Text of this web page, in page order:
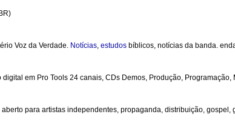
Voz da Verdade. Notícias, estudos bíblicos, notícias da banda.
em Pro Tools 24 canais, CDs Demos, Produção,
para artistas independentes, propaganda, distribuição,